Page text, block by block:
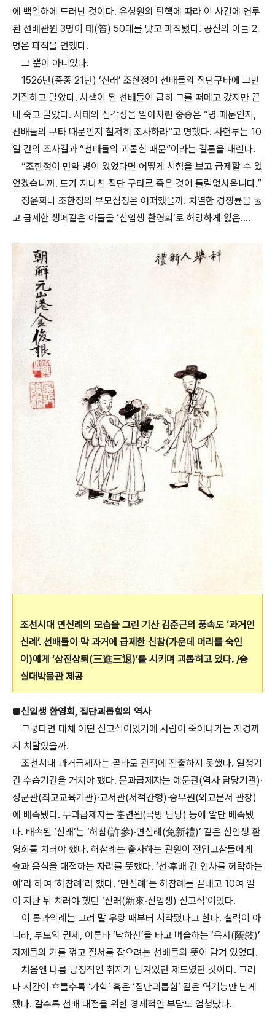
에 백일하에 드러난 것이다. 유성원의 탄핵에 따라 이 사건에 연루
된 선배관원 3명이 태(笞) 50대를 맞고 파직됐다. 공신의 아들 2
명은 파직을 면했다.
그 뿐이 아니었다.
1526년(중종 21년) ‘신래’ 조한정이 선배들의 집단구타에 그만
기절하고 말았다. 사색이 된 선배들이 급히 그를 떠메고 갔지만 끝
내 죽고 말았다. 사태의 심각성을 알아차린 중종은 “병 때문인지,
선배들의 구타 때문인지 철저히 조사하라”고 명했다. 사헌부는 10
일 간의 조사결과 “선배들의 괴롭힘 때문”이라는 결론을 내린다.
“조한정이 만약 병이 있었다면 어떻게 시험을 보고 급제할 수 있
었겠습니까. 도가 지나친 집단 구타로 죽은 것이 틀림없사옵니다.”
정윤화나 조한정의 부모심정은 어떠했을까. 치열한 경쟁률을 뚫
고 급제한 생떼같은 아들을 ‘신입생 환영회’로 허망하게 잃은….
조선시대 면신례의 모습을 그린 기산 김준근의 풍속도 ‘과거인
신례’. 선배들이 막 과거에 급제한 신참(가운데 머리를 숙인
이)에게 ‘삼진삼퇴(三進三退)’를 시키며 괴롭히고 있다. /숭
실대박물관 제공
■신입생 환영회, 집단괴롭힘의 역사
그렇다면 대체 어떤 신고식이었기에 사람이 죽어나가는 지경까
지 치달았을까.
조선시대 과거급제자는 곧바로 관직에 진출하지 못했다. 일정기
간 수습기간을 거쳐야 했다. 문과급제자는 예문관(역사 담당기관)·
성균관(최고교육기관)·교서관(서적간행)·승무원(외교문서 관장)
에 배속됐다. 무과급제자는 훈련원(국방 담당) 등에 알단 배속됐
다. 배속된 ‘신래’는 ‘허참(許參)·면신례(免新禮)’ 같은 신입생 환
영회를 치러야 했다. 허참례는 출사하는 관원이 전입고참들에게
술과 음식을 대접하는 자리를 뜻했다. ‘선·후배 간 인사를 허락하는
예’라 하여 ‘허참례’라 했다. ‘면신례’는 허참례를 끝내고 10여 일
이 지난 뒤 치러야 했던 ‘신래(新來·신입생) 신고식‘이었다.
이 통과의례는 고려 말 우왕 때부터 시작됐다고 한다. 실력이 아
니라, 부모의 권세, 이른바 ‘낙하산’을 타고 벼슬하는 ‘음서(蔭敍)’
자제들의 기를 꺾고 질서를 잡으려는 선배들의 뜻이 담겨 있었다.
처음엔 나름 긍정적인 취지가 담겨있던 제도였던 것이다. 그러
나 시간이 흐를수록 ‘가학’ 혹은 ‘집단괴롭힘‘ 같은 역기능만 남게
됐다. 갈수록 선배 대접을 위한 경제적인 부담도 엄청났다.